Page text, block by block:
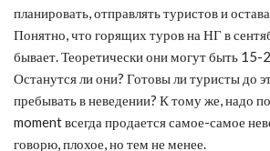
планировать, отправлять туристов и
Понятно, что горящих туров на НГ в
бывает. Теоретически они могут быть 15-
Останутся ли они? Готовы ли туристы до
пребывать в неведении? К тому же, надо
moment всегда продается самое-самое
говорю, плохое, но тем не менее.